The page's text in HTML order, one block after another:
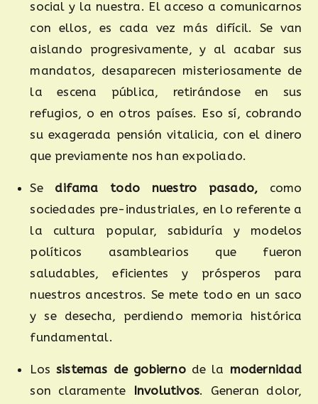
social y la nuestra. El acceso a comunicarnos
con ellos, es cada vez más difícil. Se van
aislando progresivamente, y al acabar sus
mandatos, desaparecen misteriosamente de
la escena pública, retirándose en sus
refugios, o en otros países. Eso sí, cobrando
su exagerada pensión vitalicia, con el dinero
que previamente nos han expoliado.
Se difama todo nuestro pasado, como
sociedades pre-industriales, en lo referente a
la cultura popular, sabiduría y modelos
políticos asamblearios que fueron
saludables, eficientes y prósperos para
nuestros ancestros. Se mete todo en un saco
y se desecha, perdiendo memoria histórica
fundamental.
Lossistemas de gobiernode la modernidad
son claramente
Involutivos. Generan dolor,